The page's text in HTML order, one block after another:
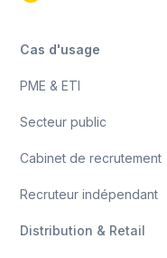
Cas d'usage
PME & ETI
Secteur public
Cabinet de recrutement
Recruteur indépendant
Distribution & Retail